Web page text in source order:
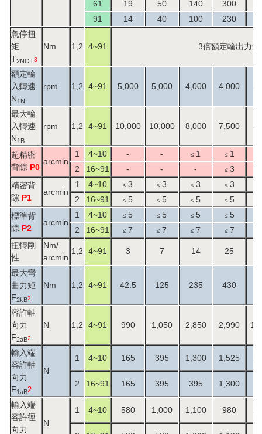
61
19 50 140 300
91
14 40 100 230
急停扭
矩
T2NOT3
Nm 1,2 4~91 3倍額定輸出力矩
額定輸
入轉速
N1N
rpm 1,2 4~91 5,000 5,000 4,000 4,000
最大輸
入轉速
N1B
rpm 1,2 4~91 10,000 10,000 8,000 7,500
超精密
背隙 P0
arcmin
1 4~10 - - ≤1 ≤1
2
16~91 - - - ≤3
精密背
隙 P1
arcmin
1 4~10 ≤3 ≤3 ≤3 ≤3
2
16~91 ≤5 ≤5 ≤5 ≤5
標準背
隙 P2
arcmin
1 4~10 ≤5 ≤5 ≤5 ≤5
2
16~91 ≤7 ≤7 ≤7 ≤7
扭轉剛
性
Nm/
arcmin
1,2 4~91 3 7 14 25
最大彎
曲力矩
F2kB2
Nm 1,2 4~91 42.5 125 235 430
容許軸
向力
F2aB2
N 1,2 4~91 990 1,050 2,850 2,990
輸入端
容許軸
向力
F1aB2
N
1 4~10 165 395 1,300 1,525
2 16~91 165 395 395 1,300
輸入端
容許徑
向力
N
1 4~10 580 1,000 1,100 980